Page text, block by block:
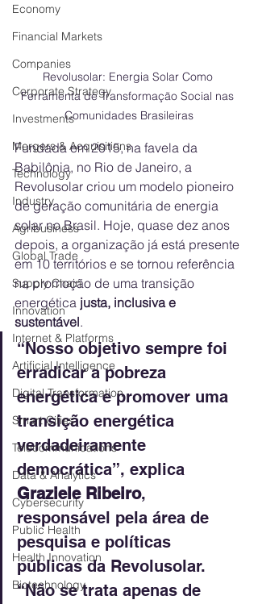
Economy
Financial Markets
Companies
Corporate Strategy
Investments
Mergers & Acquisitions
Technology
Industry
Agribusiness
Global Trade
Supply Chain
Innovation
Internet & Platforms
Artificial Intelligence
Digital Transformation
Smart Cities
Telecommunications
Data & Analytics
Cybersecurity
Public Health
Health Innovation
Biotechnology
Revolusolar: Energia Solar Como
Ferramenta de Transformação Social nas
Comunidades Brasileiras
Fundada em 2015, na favela da
Babilônia, no Rio de Janeiro, a
Revolusolar criou um modelo pioneiro
de geração comunitária de energia
solar no Brasil. Hoje, quase dez anos
depois, a organização já está presente
em 10 territórios e se tornou referência
na promoção de uma transição
energética justa, inclusiva e
sustentável.
“Nosso objetivo sempre foi
erradicar a pobreza
energética e promover uma
transição energética
verdadeiramente
democrática”, explica
Graziele Ribeiro,
responsável pela área de
pesquisa e políticas
públicas da Revolusolar.
“Não se trata apenas de